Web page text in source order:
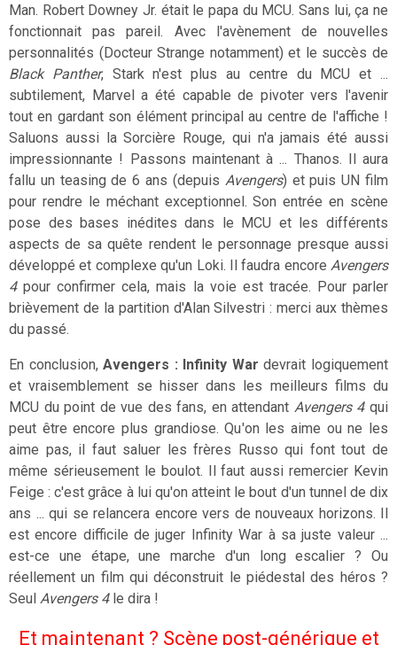
Man. Robert Downey Jr. était le papa du MCU. Sans lui, ça ne
fonctionnait pas pareil. Avec l'avènement de nouvelles
personnalités (Docteur Strange notamment) et le succès de
Black Panther, Stark n'est plus au centre du MCU et ...
subtilement, Marvel a été capable de pivoter vers l'avenir
tout en gardant son élément principal au centre de l'affiche !
Saluons aussi la Sorcière Rouge, qui n'a jamais été aussi
impressionnante ! Passons maintenant à ... Thanos. Il aura
fallu un teasing de 6 ans (depuis Avengers) et puis UN film
pour rendre le méchant exceptionnel. Son entrée en scène
pose des bases inédites dans le MCU et les différents
aspects de sa quête rendent le personnage presque aussi
développé et complexe qu'un Loki. Il faudra encore Avengers
4pour confirmer cela, mais la voie est tracée. Pour parler
brièvement de la partition d'Alan Silvestri : merci aux thèmes
du passé.
En conclusion,Avengers : Infinity War devrait logiquement
et vraisemblement se hisser dans les meilleurs films du
MCU du point de vue des fans, en attendant Avengers 4qui
peut être encore plus grandiose. Qu'on les aime ou ne les
aime pas, il faut saluer les frères Russo qui font tout de
même sérieusement le boulot. Il faut aussi remercier Kevin
Feige : c'est grâce à lui qu'on atteint le bout d'un tunnel de dix
ans ... qui se relancera encore vers de nouveaux horizons. Il
est encore difficile de juger Infinity War à sa juste valeur ...
est-ce une étape, une marche d'un long escalier ? Ou
réellement un film qui déconstruit le piédestal des héros ?
Seul Avengers 4le dira !
Et maintenant ? Scène post-générique et